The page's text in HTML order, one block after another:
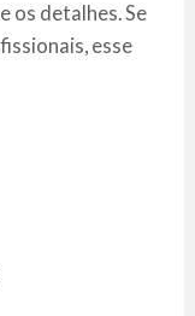
os detalhes. Se
esse